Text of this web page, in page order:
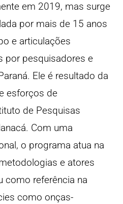
em 2019, mas surge
por mais de 15 anos
e articulações
por pesquisadores e
Ele é resultado da
esforços de
de Pesquisas
Com uma
o programa atua na
e atores
como referência na
como onças-